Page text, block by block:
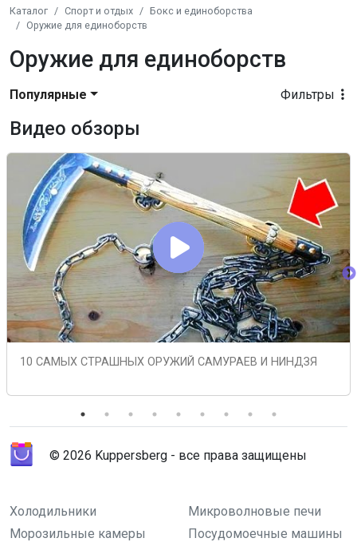
Каталог Спорт и отдых
Бокс и единоборства
Оружие для единоборств
Оружие для единоборств
Фильтры
Популярные
Видео обзоры
10 САМЫХ СТРАШНЫХ ОРУЖИЙ САМУРАЕВ И НИНДЗЯ
© 2026 Kuppersberg - все права защищены
Холодильники
Микроволновые печи
Морозильные камеры
Посудомоечные машины